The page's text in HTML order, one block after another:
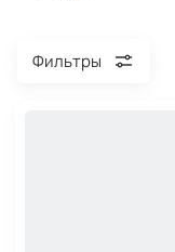
Фильтры